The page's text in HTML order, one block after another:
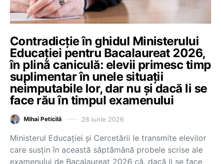
Contradicție în ghidul Ministerului
Educației pentru Bacalaureat 2026,
în plină caniculă: elevii primesc timp
suplimentar în unele situații
neimputabile lor, dar nu și dacă li se
face rău în timpul examenului
Mihai Peticilă 28 iunie 2026
Ministerul Educației și Cercetării le transmite elevilor
care susțin în această săptămână probele scrise ale
examenului de Bacalaureat 2026 că, dacă li se face